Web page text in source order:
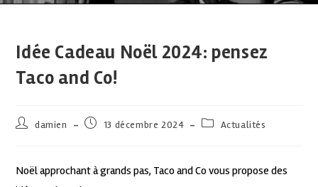
Idée Cadeau Noël 2024: pensez
Taco and Co!
damien 13 décembre 2024 Actualités
Noël approchant à grands pas, Taco and Co vous propose des